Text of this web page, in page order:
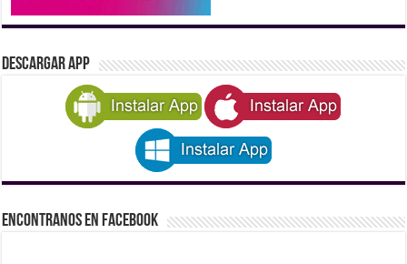
DESCARGAR APP
Encontranos en Facebook